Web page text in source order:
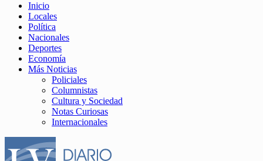
Inicio
Locales
Política
Nacionales
Deportes
Economía
Más Noticias
Policiales
Columnistas
Cultura y Sociedad
Notas Curiosas
Internacionales